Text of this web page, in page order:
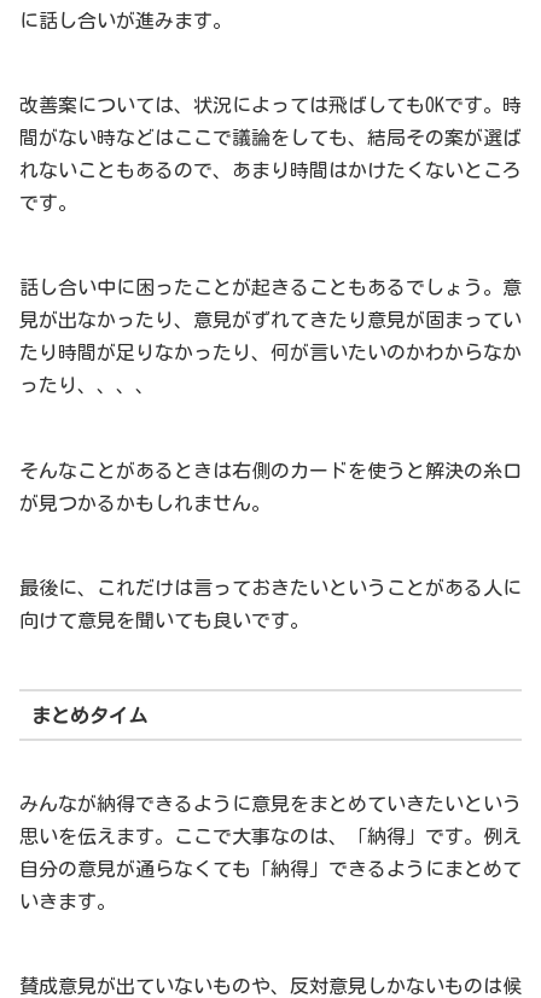
に話し合いが進みます。
改善案については、状況によっては飛ばしてもOKです。時
間がない時などはここで議論をしても、結局その案が選ば
れないこともあるので、あまり時間はかけたくないところ
です。
話し合い中に困ったことが起きることもあるでしょう。意
見が出なかったり、意見がずれてきたり意見が固まってい
たり時間が足りなかったり、何が言いたいのかわからなか
ったり、、、、
そんなことがあるときは右側のカードを使うと解決の糸口
が見つかるかもしれません。
最後に、これだけは言っておきたいということがある人に
向けて意見を聞いても良いです。
まとめタイム
みんなが納得できるように意見をまとめていきたいという
思いを伝えます。ここで大事なのは、「納得」です。例え
自分の意見が通らなくても「納得」できるようにまとめて
いきます。
賛成意見が出ていないものや、反対意見しかないものは候